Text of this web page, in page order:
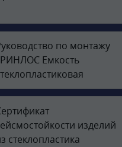
по монтажу
Емкость
изделий
стеклопластика